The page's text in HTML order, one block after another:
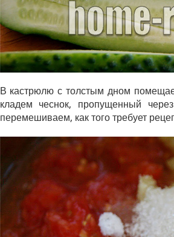
В кастрюлю с толстым дном
кладем чеснок, пропущенный
перемешиваем, как того требует